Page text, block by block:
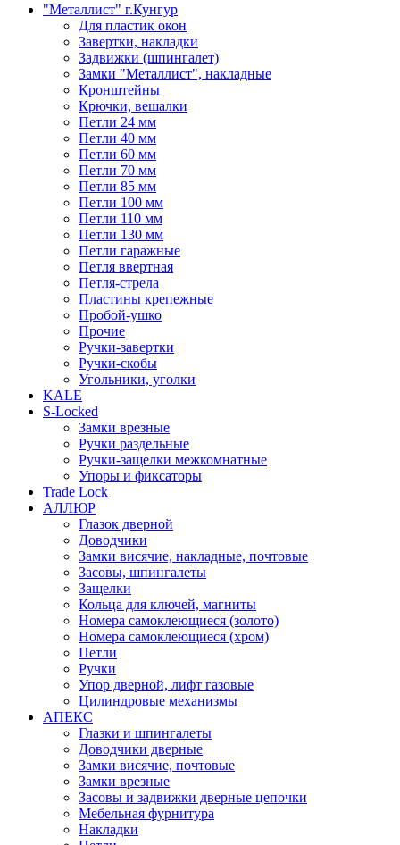
"Металлист" г.Кунгур
Для пластик окон
Завертки, накладки
Задвижки (шпингалет)
Замки "Металлист", накладные
Кронштейны
Крючки, вешалки
Петли 24 мм
Петли 40 мм
Петли 60 мм
Петли 70 мм
Петли 85 мм
Петли 100 мм
Петли 110 мм
Петли 130 мм
Петли гаражные
Петля ввертная
Петля-стрела
Пластины крепежные
Пробой-ушко
Прочие
Ручки-завертки
Ручки-скобы
Угольники, уголки
KALE
S-Locked
Замки врезные
Ручки раздельные
Ручки-защелки межкомнатные
Упоры и фиксаторы
Trade Lock
АЛЛЮР
Глазок дверной
Доводчики
Замки висячие, накладные, почтовые
Засовы, шпингалеты
Защелки
Кольца для ключей, магниты
Номера самоклеющиеся (золото)
Номера самоклеющиеся (хром)
Петли
Ручки
Упор дверной, лифт газовые
Цилиндровые механизмы
АПЕКС
Глазки и шпингалеты
Доводчики дверные
Замки висячие, почтовые
Замки врезные
Засовы и задвижки дверные цепочки
Мебельная фурнитура
Накладки